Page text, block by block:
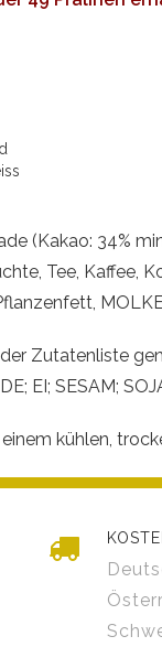
(Kakao: 34%
Tee, Kaffee,
Zutatenliste
EI; SESAM;
kühlen,